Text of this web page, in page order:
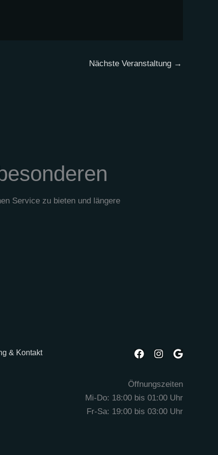
Nächste Veranstaltung →
Service zu bieten und längere
& Kontakt
F
e
b
o
o
I
t
a
g
r
G
g
e
Öffnungszeiten
Mi-Do: 18:00 bis 01:00 Uhr
Fr-Sa: 19:00 bis 03:00 Uhr